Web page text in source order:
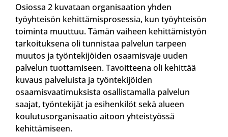
Osiossa 2 kuvataan organisaation yhden
työyhteisön kehittämisprosessia, kun työyhteisön
toiminta muuttuu. Tämän vaiheen kehittämistyön
tarkoituksena oli tunnistaa palvelun tarpeen
muutos ja työntekijöiden osaamisvaje uuden
palvelun tuottamiseen. Tavoitteena oli kehittää
kuvaus palveluista ja työntekijöiden
osaamisvaatimuksista osallistamalla palvelun
saajat, työntekijät ja esihenkilöt sekä alueen
koulutusorganisaatio aitoon yhteistyössä
kehittämiseen.